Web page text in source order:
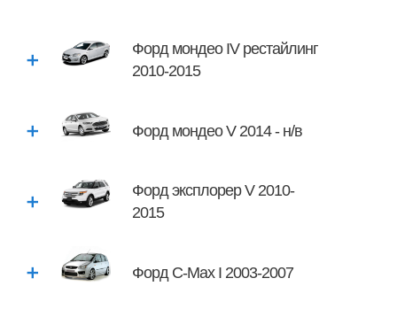
Форд мондео IV рестайлинг
2010-2015
Форд мондео V 2014 - н/в
Форд эксплорер V 2010-
2015
Форд C-Max I 2003-2007